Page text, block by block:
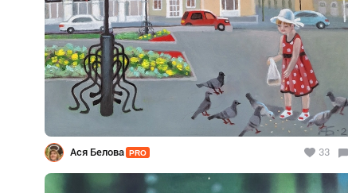
Ася Белова PRO 33